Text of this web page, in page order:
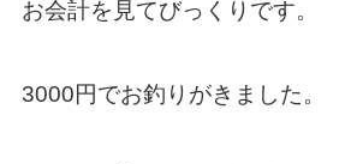
お会計を見てびっくりです。
3000円でお釣りがきました。